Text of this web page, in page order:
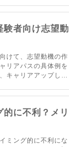
みてください。
験者向け志望動
けて、志望動機の作
リアパスの具体例を
キャリアアップしや
いるのでぜひ参考に
に不利？メリ
ミング的に不利にな